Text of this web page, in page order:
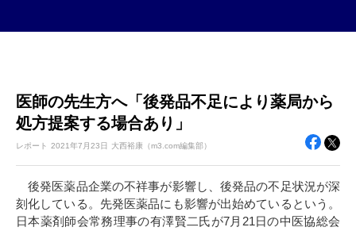
医師の先生方へ「後発品不足により薬局から
処方提案する場合あり」
レポート 2021年7月23日 大西裕康（m3.com編集部）
後発医薬品企業の不祥事が影響し、後発品の不足状況が深
刻化している。先発医薬品にも影響が出始めているという。
日本薬剤師会常務理事の有澤賢二氏が7月21日の中医協総会